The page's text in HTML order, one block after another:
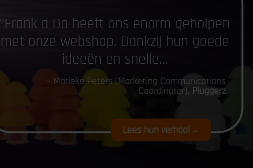
"Frank a Do heeft ons enorm geholpen
met onze webshop. Dankzij hun goede
ideeën en snelle...
~ Marieke Peters (Marketing Communications
Coördinator), Pluggerz
Lees hun verhaal →